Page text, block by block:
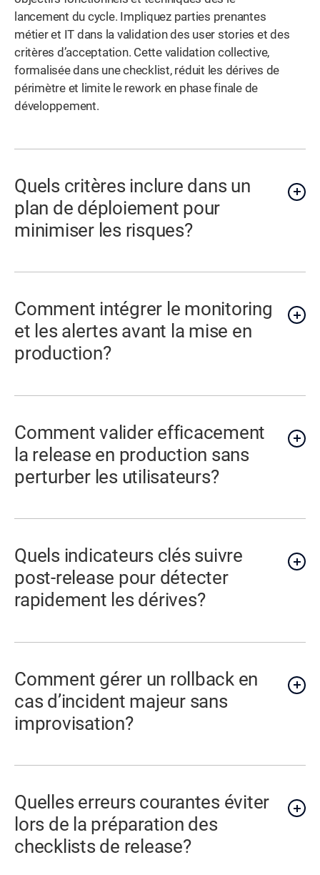
lancement du cycle. Impliquez parties prenantes
métier et IT dans la validation des user stories et des
critères d’acceptation. Cette validation collective,
formalisée dans une checklist, réduit les dérives de
périmètre et limite le rework en phase finale de
développement.
Quels critères inclure dans un
plan de déploiement pour
minimiser les risques?
Comment intégrer le monitoring
et les alertes avant la mise en
production?
Comment valider efficacement
la release en production sans
perturber les utilisateurs?
Quels indicateurs clés suivre
post-release pour détecter
rapidement les dérives?
Comment gérer un rollback en
cas d’incident majeur sans
improvisation?
Quelles erreurs courantes éviter
lors de la préparation des
checklists de release?